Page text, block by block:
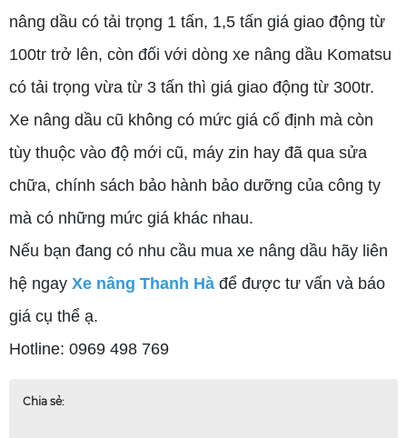
nâng dầu có tải trọng 1 tấn, 1,5 tấn giá giao động từ
100tr trở lên, còn đối với dòng xe nâng dầu Komatsu
có tải trọng vừa từ 3 tấn thì giá giao động từ 300tr.
Xe nâng dầu cũ không có mức giá cố định mà còn
tùy thuộc vào độ mới cũ, máy zin hay đã qua sửa
chữa, chính sách bảo hành bảo dưỡng của công ty
mà có những mức giá khác nhau.
Nếu bạn đang có nhu cầu mua xe nâng dầu hãy liên
hệ ngay Xe nâng Thanh Hà để được tư vấn và báo
giá cụ thể ạ.
Hotline: 0969 498 769
Chia sẻ: